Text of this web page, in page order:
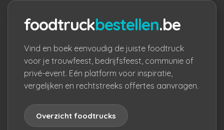
foodtruckbestellen.be
Vind en boek eenvoudig de juiste foodtruck
voor je trouwfeest, bedrijfsfeest, communie of
privé-event. Eén platform voor inspiratie,
vergelijken en rechtstreeks offertes aanvragen.
Overzicht foodtrucks